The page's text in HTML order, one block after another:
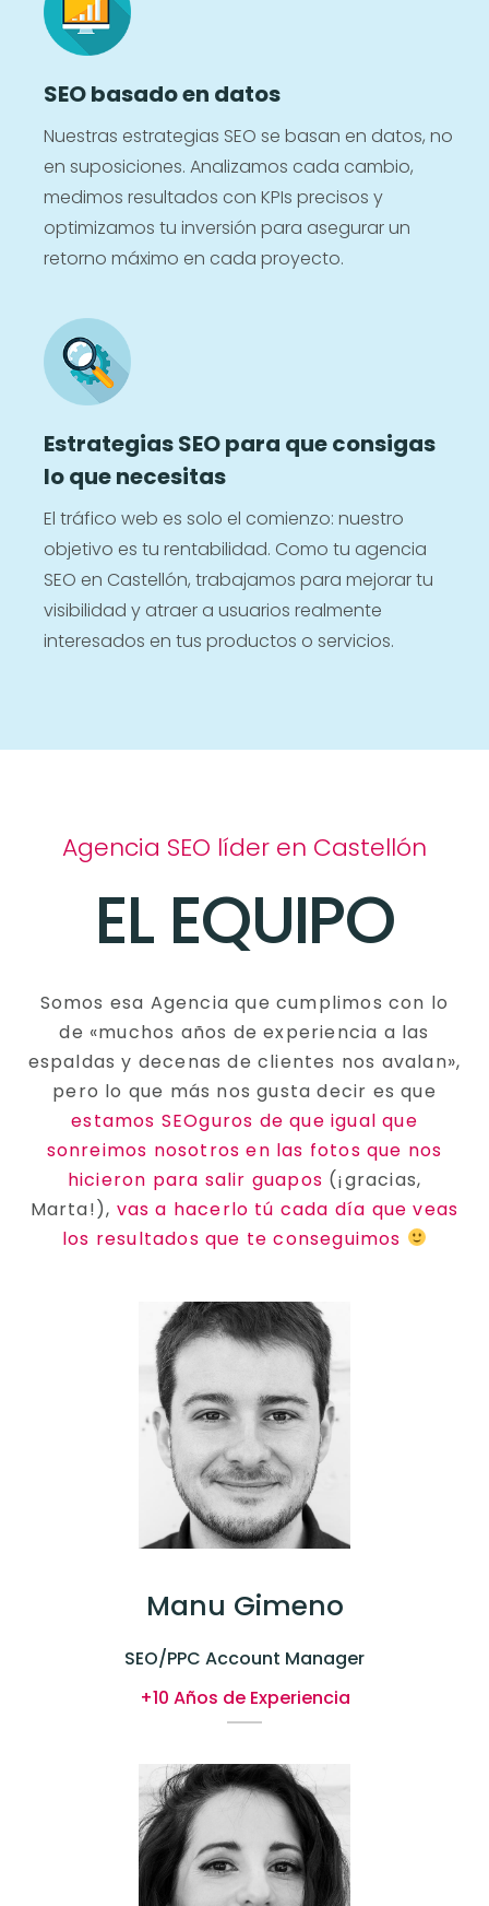
SEO basado en datos
Nuestras estrategias SEO se basan en datos, no
en suposiciones. Analizamos cada cambio,
medimos resultados con KPIs precisos y
optimizamos tu inversión para asegurar un
retorno máximo en cada proyecto.
Estrategias SEO para que consigas
lo que necesitas
El tráfico web es solo el comienzo: nuestro
objetivo es tu rentabilidad. Como tu agencia
SEO en Castellón, trabajamos para mejorar tu
visibilidad y atraer a usuarios realmente
interesados en tus productos o servicios.
Agencia SEO líder en Castellón
EL EQUIPO
Somos esa Agencia que cumplimos con lo
de «muchos años de experiencia a las
espaldas y decenas de clientes nos avalan»,
pero lo que más nos gusta decir es que
estamos SEOguros de que igual que
sonreimos nosotros en las fotos que nos
hicieron para salir guapos (¡gracias,
Marta!), vas a hacerlo tú cada día que veas
los resultados que te conseguimos
Manu Gimeno
SEO/PPC Account Manager
+10 Años de Experiencia